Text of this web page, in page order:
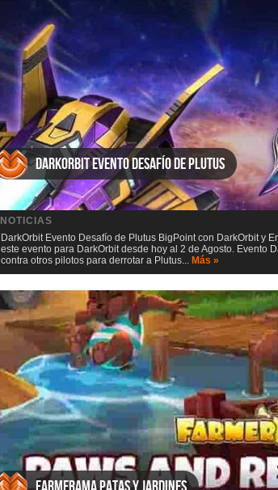
DarkOrbit Evento Desafío de Plutus
NOTICIAS
DarkOrbit Evento Desafío de Plutus BigPoint con DarkOrbit y
este evento para DarkOrbit desde hoy al 2 de Agosto. Evento
contra otros pilotos para derrotar a Plutus... Más »